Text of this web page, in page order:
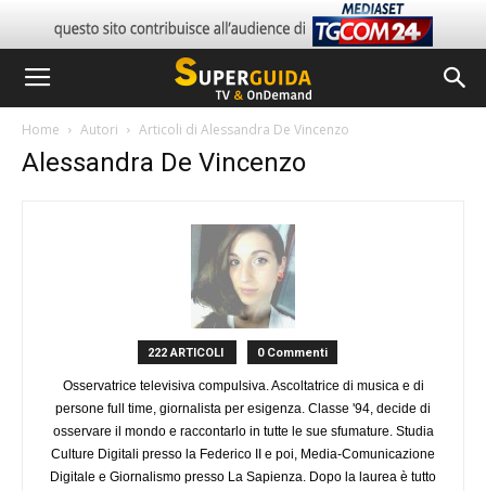
Home Autori Articoli di Alessandra De Vincenzo
Alessandra De Vincenzo
222 ARTICOLI 0 Commenti
Osservatrice televisiva compulsiva. Ascoltatrice di musica e di
persone full time, giornalista per esigenza. Classe '94, decide di
osservare il mondo e raccontarlo in tutte le sue sfumature. Studia
Culture Digitali presso la Federico II e poi, Media-Comunicazione
Digitale e Giornalismo presso La Sapienza. Dopo la laurea è tutto